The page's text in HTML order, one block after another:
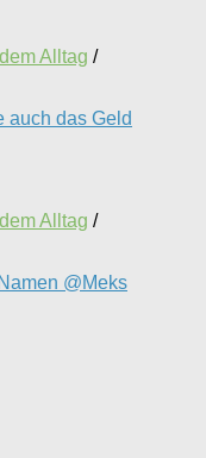
Alltag /
auch das Geld
Alltag /
@Meks